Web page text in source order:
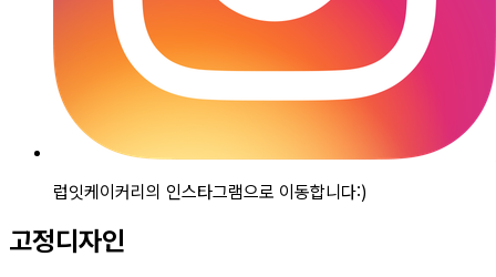
럽잇케이커리의 인스타그램으로 이동합니다:)
고정디자인